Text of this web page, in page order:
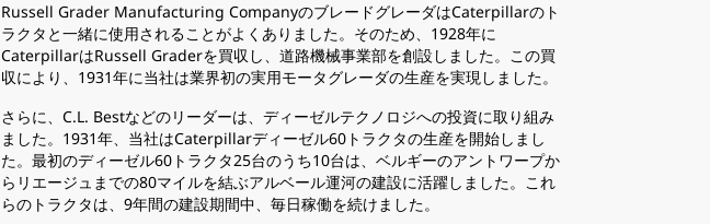
3/4
使用されることがよくありました。そのため、
CaterpillarはRussell Grader Manufacturing
し、道路機械事業部を創設しました。
Russell Grader Manufacturing CompanyのブレードグレーダはCaterpillarのト
ラクタと一緒に使用されることがよくありました。そのため、1928年に
CaterpillarはRussell Graderを買収し、道路機械事業部を創設しました。この買
収により、1931年に当社は業界初の実用モータグレーダの生産を実現しました。
さらに、C.L. Bestなどのリーダーは、ディーゼルテクノロジへの投資に取り組み
ました。1931年、当社はCaterpillarディーゼル60トラクタの生産を開始しまし
た。最初のディーゼル60トラクタ25台のうち10台は、ベルギーのアントワープか
らリエージュまでの80マイルを結ぶアルベール運河の建設に活躍しました。これ
らのトラクタは、9年間の建設期間中、毎日稼働を続けました。